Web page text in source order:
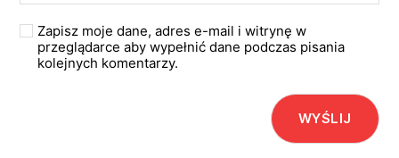
Zapisz moje dane, adres e-mail i witrynę w
przeglądarce aby wypełnić dane podczas pisania
kolejnych komentarzy.